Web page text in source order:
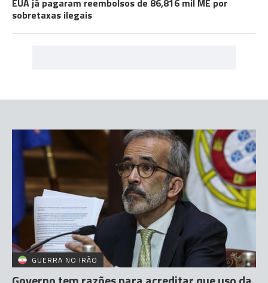
EUA já pagaram reembolsos de 86,816 mil ME por
sobretaxas ilegais
GUERRA NO IRÃO